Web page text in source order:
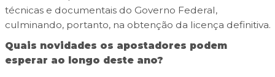
técnicas e documentais do Governo Federal,
culminando, portanto, na obtenção da licença definitiva.
Quais novidades os apostadores podem
esperar ao longo deste ano?